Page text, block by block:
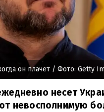
он плачет / Фото: Getty
несет
невосполнимую